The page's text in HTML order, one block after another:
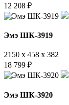
12 208 ₽
Эмэ ШК-3919
2150 x 458 x 382
18 799 ₽
Эмэ ШК-3920